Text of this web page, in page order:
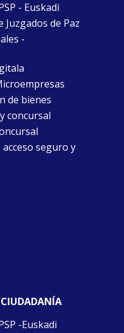
- Euskadi
de Paz
-
de bienes
concursal
seguro y
CIUDADANÍA
-Euskadi